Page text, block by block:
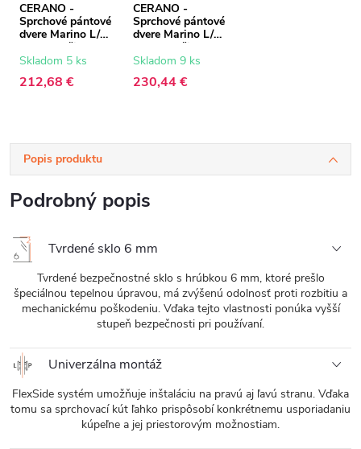
CERANO -
Sprchové pántové
dvere Marino L/P
- 6 mm - čierna
matná,
sklo - 90x190 cm
Skladom 5 ks
212,68 €
CERANO -
Sprchové pántové
dvere Marino L/P
- 6 mm - čierna
matná,
sklo - 110x190
Skladom 9 ks
230,44 €
Popis produktu
Podrobný popis
Tvrdené sklo 6 mm
Tvrdené bezpečnostné sklo s hrúbkou 6 mm, ktoré prešlo
špeciálnou tepelnou úpravou, má zvýšenú odolnosť proti rozbitiu a
mechanickému poškodeniu. Vďaka tejto vlastnosti ponúka vyšší
stupeň bezpečnosti pri používaní.
Univerzálna montáž
FlexSide systém umožňuje inštaláciu na pravú aj ľavú stranu. Vďaka
tomu sa sprchovací kút ľahko prispôsobí konkrétnemu usporiadaniu
kúpeľne a jej priestorovým možnostiam.